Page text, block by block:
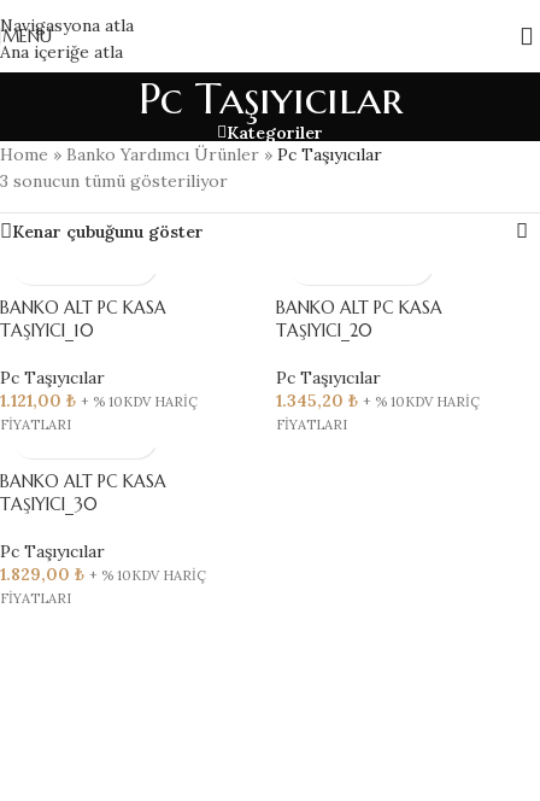
Navigasyona atla
Ana içeriğe atla
MENÜ
Pc Taşıyıcılar
Kategoriler
Home » Banko Yardımcı Ürünler » Pc Taşıyıcılar
3 sonucun tümü gösteriliyor
Kenar çubuğunu göster
BANKO ALT PC KASA
TAŞIYICI_10
Pc Taşıyıcılar
1.121,00 ₺ + % 10KDV HARİÇ
FİYATLARI
BANKO ALT PC KASA
TAŞIYICI_20
Pc Taşıyıcılar
1.345,20 ₺ + % 10KDV HARİÇ
FİYATLARI
BANKO ALT PC KASA
TAŞIYICI_30
Pc Taşıyıcılar
1.829,00 ₺ + % 10KDV HARİÇ
FİYATLARI